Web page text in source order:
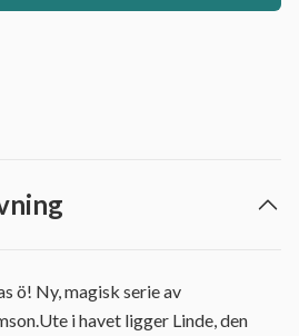
ö! Ny, magisk serie av
i havet ligger Linde, den